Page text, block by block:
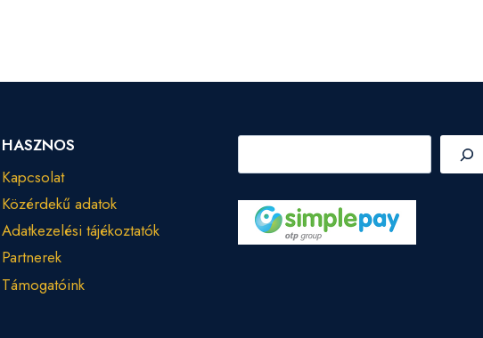
HASZNOS
Kapcsolat
Közérdekű adatok
Adatkezelési tájékoztatók
Partnerek
Támogatóink